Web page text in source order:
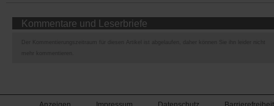
Kommentare und Leserbriefe